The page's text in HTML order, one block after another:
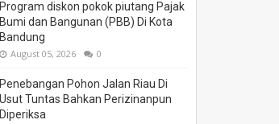
Program diskon pokok piutang Pajak
Bumi dan Bangunan (PBB) Di Kota
Bandung
August 05, 2026 0
Penebangan Pohon Jalan Riau Di
Usut Tuntas Bahkan Perizinanpun
Diperiksa